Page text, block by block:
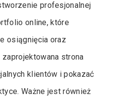
profesjonalnej
online, które
osiągnięcia oraz
strona
klientów i pokazać
Ważne jest również